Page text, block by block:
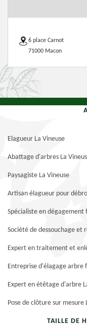
6 place Carnot
71000 Macon
Elagueur La Vineuse
Abattage d'arbres La
Paysagiste La Vineuse
Artisan élagueur pour
Spécialiste en dégagement
Société de dessouchage et
Expert en traitement et
Entreprise d'élagage arbre
Expert en étêtage d'arbre
Pose de clôture sur mesure
TAILLE DE